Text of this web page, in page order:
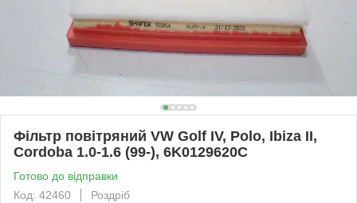
Фільтр повітряний VW Golf IV, Polo, Ibiza II,
Cordoba 1.0-1.6 (99-), 6K0129620C
Готово до відправки
Код: 42460
Роздріб